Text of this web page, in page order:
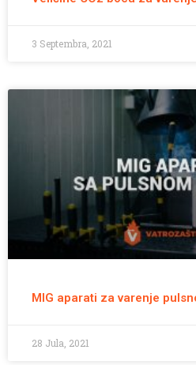
3 Septembra, 2021
MIG aparati za varenje
28 Jula, 2021